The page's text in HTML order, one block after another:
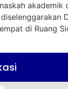
akademik
di Ruang